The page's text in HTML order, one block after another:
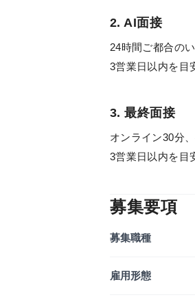
2. AI面接
24時間ご都合の
3営業日以内を目
3. 最終面接
オンライン30分
3営業日以内を目
募集要項
募集職種
雇用形態